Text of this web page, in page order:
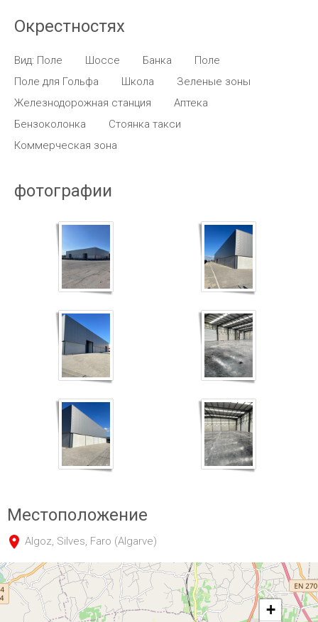
Окрестностях
Вид: Поле Шоссе Банка
Поле
Поле для Гольфа
Школа
Зеленые зоны
Железнодорожная станция
Аптека
Бензоколонка
Стоянка такси
Коммерческая зона
фотографии
Местоположение
Algoz, Silves, Faro (Algarve)
+